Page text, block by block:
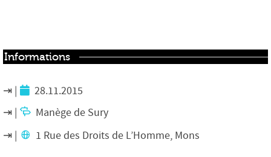
Informations
28.11.2015
Manège de Sury
1 Rue des Droits de L’Homme, Mons